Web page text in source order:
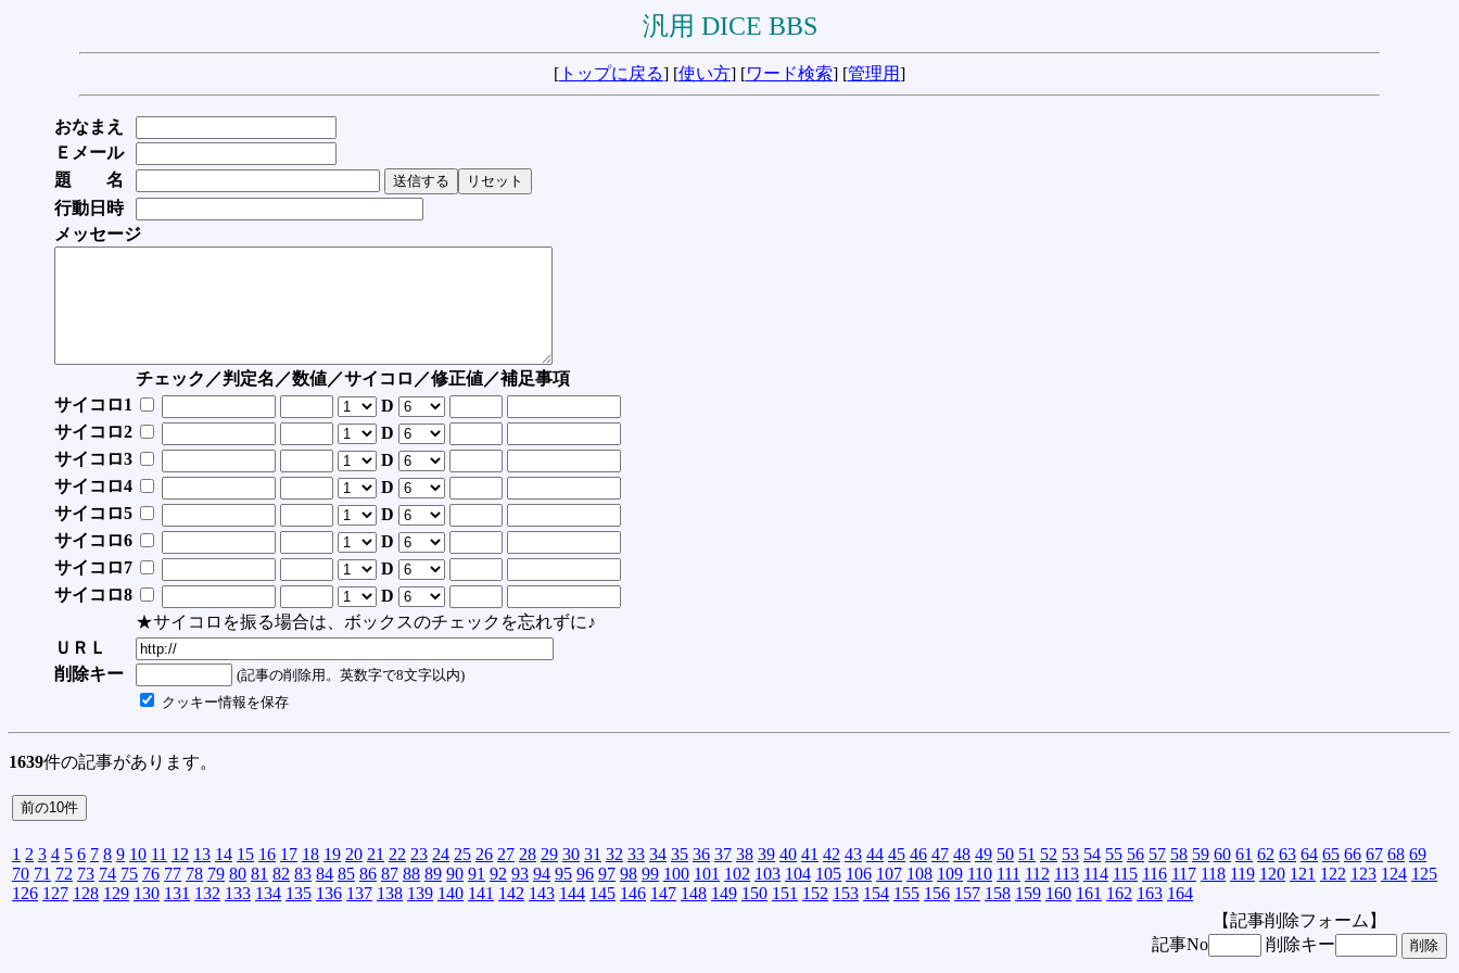
汎用 DICE BBS
[ トップに戻る] [使い方] [ワード検索] [管理用]
おなまえ
Ｅメール
題 名
行動日時
メッセージ
チェック／判定名／数値／サイコロ／修正値／補足事項
サイコロ1
D
サイコロ2
D
サイコロ3
D
サイコロ4
D
サイコロ5
D
サイコロ6
D
サイコロ7
D
サイコロ8
D
★サイコロを振る場合は、ボックスのチェックを忘れずに♪
ＵＲＬ
削除キー
(記事の削除用。英数字で8文字以内)
クッキー情報を保存
1639件の記事があります。
1 2 3 4 5 6 7 8 9 10 11 12 13 14 15 16 17 18 19 20 21 22 23 24 25 26 27 28 29 30 31 32 33 34 35 36 37 38 39 40 41 42 43 44 45 46 47 48 49 50 51 52 53 54 55 56 57 58 59 60 61 62 63 64 65 66 67 68 69
70 71 72 73 74 75 76 77 78 79 80 81 82 83 84 85 86 87 88 89 90 91 92 93 94 95 96 97 98 99 100 101 102 103 104 105 106 107 108 109 110 111 112 113 114 115 116 117 118 119 120 121 122 123 124 125
126 127 128 129 130 131 132 133 134 135 136 137 138 139 140 141 142 143 144 145 146 147 148 149 150 151 152 153 154 155 156 157 158 159 160 161 162 163 164
【記事削除フォーム】
記事No
削除キー